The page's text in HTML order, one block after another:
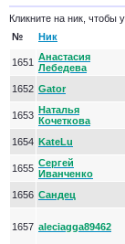
Кликните на ник, чтобы
№
Ник
1651 Анастасия
Лебедева
1652 Gator
1653 Наталья
Кочеткова
1654 KateLu
1655 Сергей
Иванченко
1656 Сандец
1657 aleciagga89462